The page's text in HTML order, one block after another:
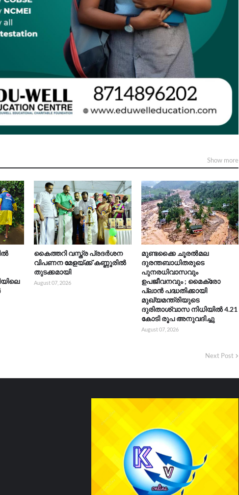
Show more
കൈത്തറി വസ്ത്ര പ്രദർശന
വിപണന മേളയ്ക്ക് കണ്ണൂരിൽ
തുടക്കമായി
August 07, 2026
മുണ്ടക്കൈ ചൂരൽമല
ദുരന്തബാധിതരുടെ
പുനരധിവാസവും
ഉപജീവനവും ; മൈക്രോ
പ്ലാൻ പദ്ധതിക്കായി
മുഖ്യമന്ത്രിയുടെ
ദുരിതാശ്വാസ നിധിയിൽ 4.21
കോടി രൂപ അനുവദിച്ചു
August 07, 2026
Next Post